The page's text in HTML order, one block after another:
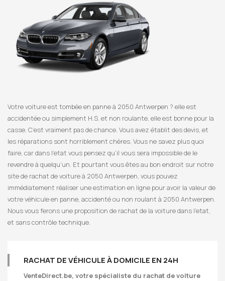
Votre voiture est tombée en panne à 2050 Antwerpen ? elle est
accidentée ou simplement H.S. et non roulante, elle est bonne pour la
casse. C’est vraiment pas de chance. Vous avez établit des devis, et
les réparations sont horriblement chères. Vous ne savez plus quoi
faire, car dans l’etat vous pensez qu’il vous sera impossible de le
revendre à quelqu’un. Et pourtant vous êtes au bon endroit sur notre
site de rachat de voiture à 2050 Antwerpen, vous pouvez
immédiatement réaliser une estimation en ligne pour avoir la valeur de
votre véhicule en panne, accidenté ou non roulant à 2050 Antwerpen.
Nous vous ferons une proposition de rachat de la voiture dans l’etat,
et sans contrôle technique.
RACHAT DE VÉHICULE À DOMICILE EN 24H
VenteDirect.be, votre spécialiste du rachat de voiture